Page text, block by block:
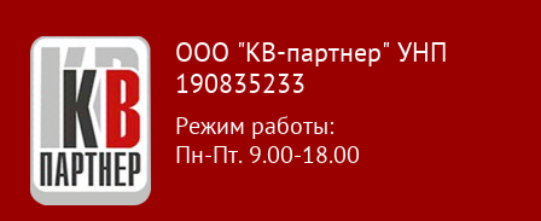
ООО "КВ-партнер" УНП
190835233
Режим работы:
Пн-Пт. 9.00-18.00